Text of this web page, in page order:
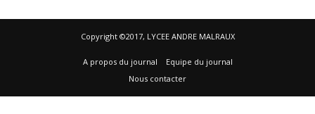
Copyright ©2017, LYCEE ANDRE MALRAUX
A propos du journal
Equipe du journal
Nous contacter